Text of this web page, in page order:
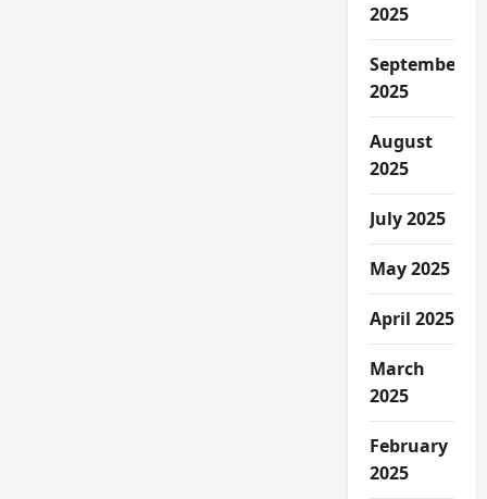
2025
September
2025
August
2025
July 2025
May 2025
April 2025
March
2025
February
2025